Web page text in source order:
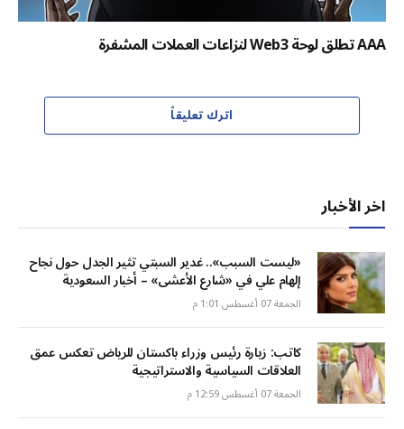
AAA تطلق لوحة Web3 لنزاعات العملات المشفرة
اترك تعليقاً
اخر الأخبار
«ليست السبب».. غدير السبتي تثير الجدل حول نجاح
إلهام علي في «شارع الأعشى» – أخبار السعودية
الجمعة 07 أغسطس 1:01 م
كاتب: زيارة رئيس وزراء باكستان للرياض تعكس عمق
العلاقات السياسية والاستراتيجية
الجمعة 07 أغسطس 12:59 م